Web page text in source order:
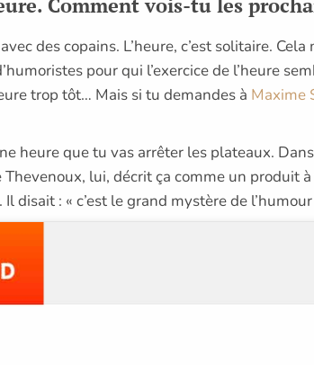
des copains. L’heure, c’est solitaire.
pour qui l’exercice de l’heure
trop tôt… Mais si tu demandes à Maxime
heure que tu vas arrêter les plateaux.
Thevenoux, lui, décrit ça comme un produit
disait : « c’est le grand mystère de l’humour